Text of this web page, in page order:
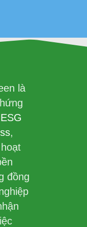
là
ESG
,
đồng